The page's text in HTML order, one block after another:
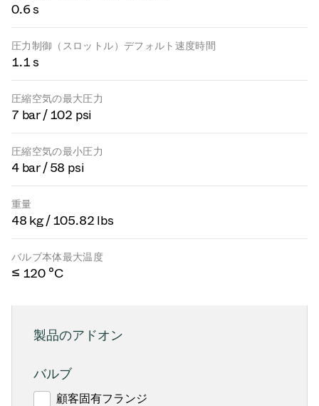
0.6 s
圧力制御（スロットル）デフォルト速度時間
1.1 s
圧縮空気の最大圧力
7 bar / 102 psi
圧縮空気の最小圧力
4 bar / 58 psi
重量
48 kg / 105.82 lbs
バルブ本体最大温度
≤ 120 °C
製品のアドオン
バルブ
顧客固有フランジ